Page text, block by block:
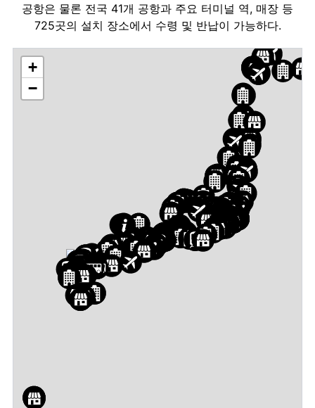
공항은 물론 전국 41개 공항과 주요 터미널 역, 매장 등
725곳의 설치 장소에서 수령 및 반납이 가능하다.
+
−